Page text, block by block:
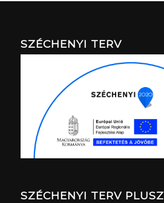
SZÉCHENYI TERV
SZÉCHENYI TERV PLUSZ